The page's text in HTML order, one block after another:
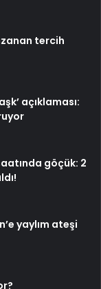
tercih
açıklaması:
göçük: 2
yaylım ateşi